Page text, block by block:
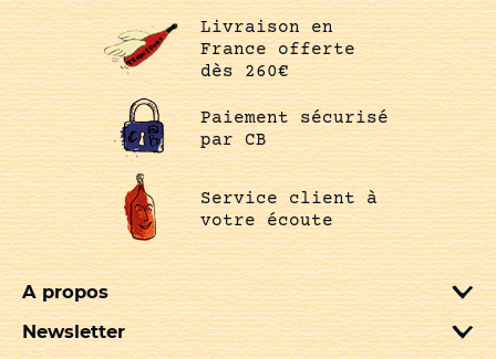
Livraison en
France offerte
dès 260€
Paiement sécurisé
par CB
Service client à
votre écoute
A propos
Newsletter